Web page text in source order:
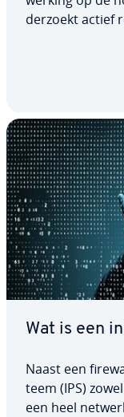
der­zoekt actief
Wat is een
Naast een
teem (IPS)
een heel